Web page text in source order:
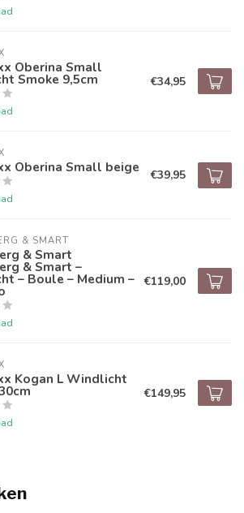
Oberina Small
Smoke 9,5cm €34,95
Oberina Small beige €39,95
& SMART
& Smart
& Smart –
– Boule – Medium – €119,00
Kogan L Windlicht
€149,95